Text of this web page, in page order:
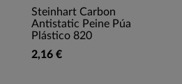
Steinhart Carbon
Antistatic Peine Púa
Plástico 820
2,16 €